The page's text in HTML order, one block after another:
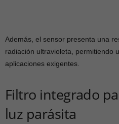
Además, el sensor presenta una
radiación ultravioleta, permitiendo
aplicaciones exigentes.
Filtro integrado
luz parásita